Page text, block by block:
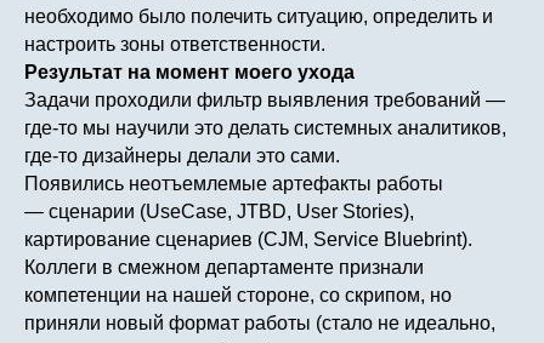
необходимо было полечить ситуацию, определить и
настроить зоны ответственности.
Результат на момент моего ухода
Задачи проходили фильтр выявления требований —
где-то мы научили это делать системных аналитиков,
где-то дизайнеры делали это сами.
Появились неотъемлемые артефакты работы
— сценарии (UseCase, JTBD, User Stories),
картирование cценариев (CJM, Service Bluebrint).
Коллеги в смежном департаменте признали
компетенции на нашей стороне, со скрипом, но
приняли новый формат работы (стало не идеально,